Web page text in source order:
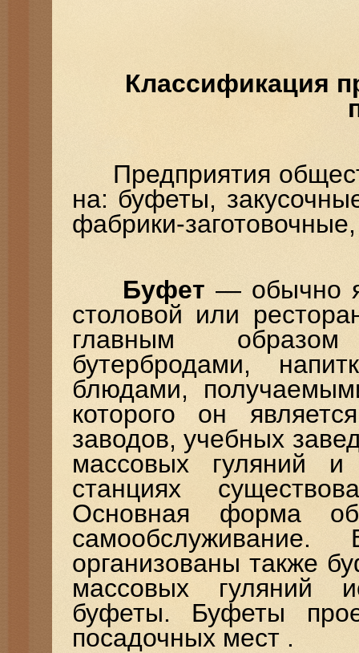
Классификация
Предприятия
на: буфеты,
фабрики-
Буфет — обычно
столовой или
главным
бутербродами,
блюдами,
которого он
заводов, учебных
массовых гуляний
станциях
Основная форма
организованы также
массовых гуляний
буфеты. Буфеты
посадочных мест .